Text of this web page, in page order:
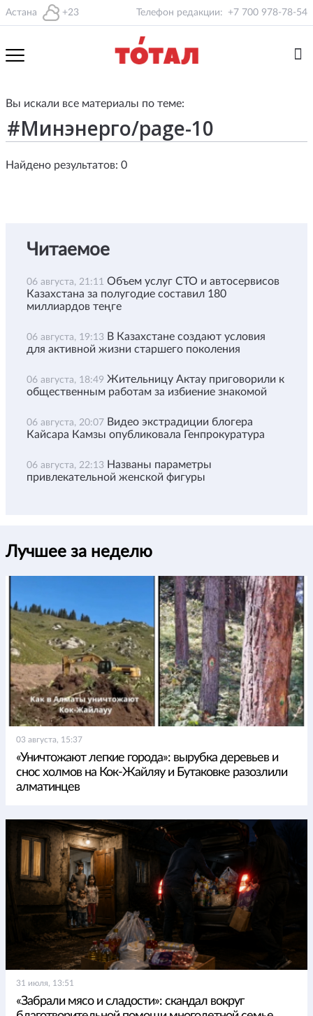
Астана +23 Телефон редакции: +7 700 978-78-54
Вы искали все материалы по теме:
Найдено результатов: 0
Читаемое
06 августа, 21:11 Объем услуг СТО и автосервисов
Казахстана за полугодие составил 180
миллиардов теңге
06 августа, 19:13 В Казахстане создают условия
для активной жизни старшего поколения
06 августа, 18:49 Жительницу Актау приговорили к
общественным работам за избиение знакомой
06 августа, 20:07 Видео экстрадиции блогера
Кайсара Камзы опубликовала Генпрокуратура
06 августа, 22:13 Названы параметры
привлекательной женской фигуры
Лучшее за неделю
03 августа, 15:37
«Уничтожают легкие города»: вырубка деревьев и
снос холмов на Кок-Жайляу и Бутаковке разозлили
алматинцев
31 июля, 13:51
«Забрали мясо и сладости»: скандал вокруг